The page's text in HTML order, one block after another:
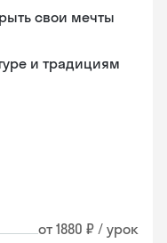
свои мечты
и традициям
от 1880 ₽ / урок